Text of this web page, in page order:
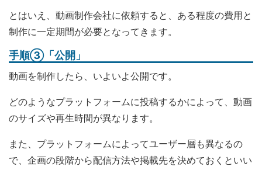
とはいえ、動画制作会社に依頼すると、ある程度の費用と
制作に一定期間が必要となってきます。
手順③「公開」
動画を制作したら、いよいよ公開です。
どのようなプラットフォームに投稿するかによって、動画
のサイズや再生時間が異なります。
また、プラットフォームによってユーザー層も異なるの
で、企画の段階から配信方法や掲載先を決めておくといい